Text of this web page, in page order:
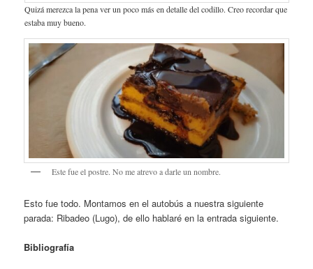
Quizá merezca la pena ver un poco más en detalle del codillo. Creo recordar que
estaba muy bueno.
Este fue el postre. No me atrevo a darle un nombre.
Esto fue todo. Montamos en el autobús a nuestra siguiente
parada: Ribadeo (Lugo), de ello hablaré en la entrada siguiente.
Bibliografía